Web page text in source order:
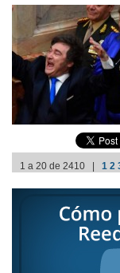
1 a 20 de 2410 | 1 2